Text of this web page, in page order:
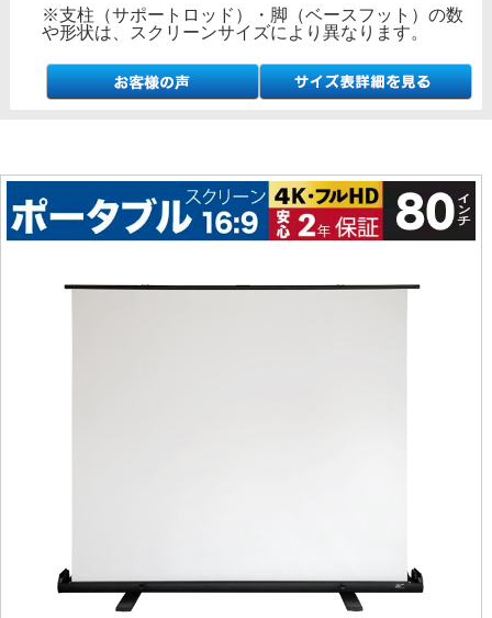
※支柱（サポートロッド）・脚（ベースフット）の数
や形状は、スクリーンサイズにより異なります。